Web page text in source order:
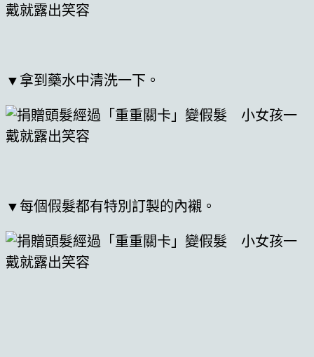
▼拿到藥水中清洗一下。
▼每個假髮都有特別訂製的內襯。